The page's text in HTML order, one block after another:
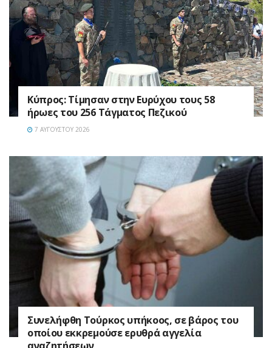
Κύπρος: Τίμησαν στην Ευρύχου τους 58
ήρωες του 256 Τάγματος Πεζικού
7 ΑΥΓΟΎΣΤΟΥ 2026
Συνελήφθη Τούρκος υπήκοος, σε βάρος του
οποίου εκκρεμούσε ερυθρά αγγελία